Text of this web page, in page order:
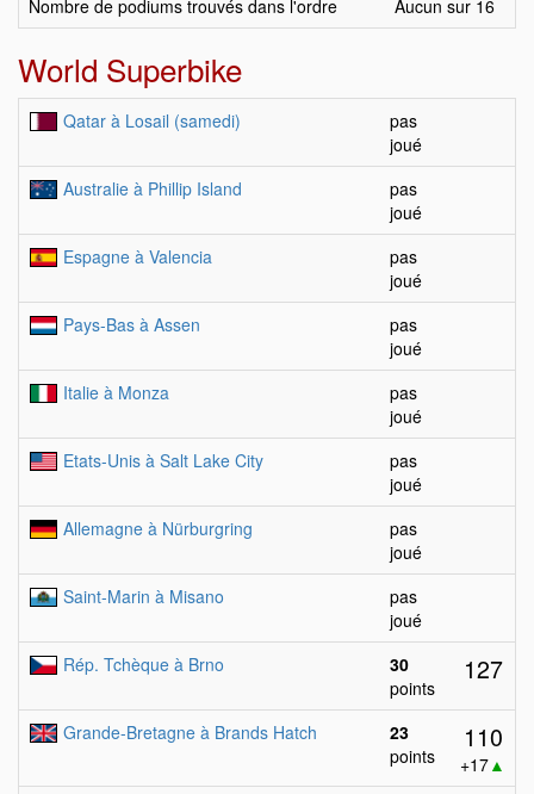
Nombre de podiums trouvés dans l'ordre Aucun sur 16
World Superbike
Qatar à Losail (samedi)
pas
joué
Australie à Phillip Island
pas
joué
Espagne à Valencia
pas
joué
Pays-Bas à Assen
pas
joué
Italie à Monza
pas
joué
Etats-Unis à Salt Lake City
pas
joué
Allemagne à Nürburgring
pas
joué
Saint-Marin à Misano
pas
joué
Rép. Tchèque à Brno
30
points
127
Grande-Bretagne à Brands Hatch
23
points
110
+17▲